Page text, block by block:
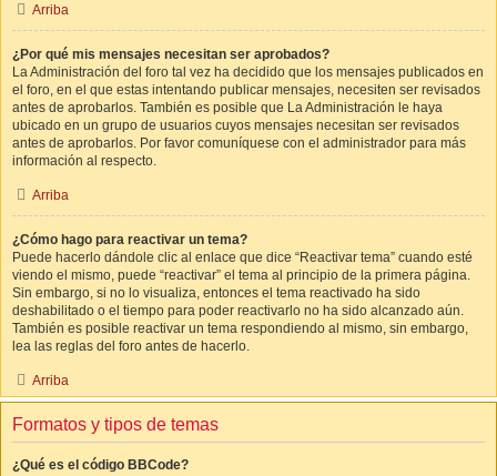
Arriba
¿Por qué mis mensajes necesitan ser aprobados?
La Administración del foro tal vez ha decidido que los mensajes publicados en
el foro, en el que estas intentando publicar mensajes, necesiten ser revisados
antes de aprobarlos. También es posible que La Administración le haya
ubicado en un grupo de usuarios cuyos mensajes necesitan ser revisados
antes de aprobarlos. Por favor comuníquese con el administrador para más
información al respecto.
Arriba
¿Cómo hago para reactivar un tema?
Puede hacerlo dándole clic al enlace que dice “Reactivar tema” cuando esté
viendo el mismo, puede “reactivar” el tema al principio de la primera página.
Sin embargo, si no lo visualiza, entonces el tema reactivado ha sido
deshabilitado o el tiempo para poder reactivarlo no ha sido alcanzado aún.
También es posible reactivar un tema respondiendo al mismo, sin embargo,
lea las reglas del foro antes de hacerlo.
Arriba
Formatos y tipos de temas
¿Qué es el código BBCode?